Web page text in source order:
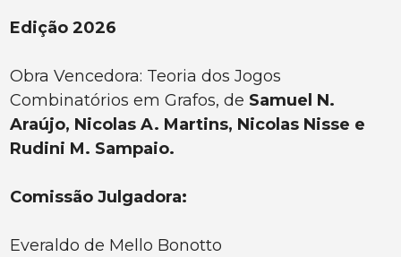
Edição 2026
Obra Vencedora: Teoria dos Jogos
Combinatórios em Grafos, de Samuel N.
Araújo, Nicolas A. Martins, Nicolas Nisse e
Rudini M. Sampaio.
Comissão Julgadora:
Everaldo de Mello Bonotto